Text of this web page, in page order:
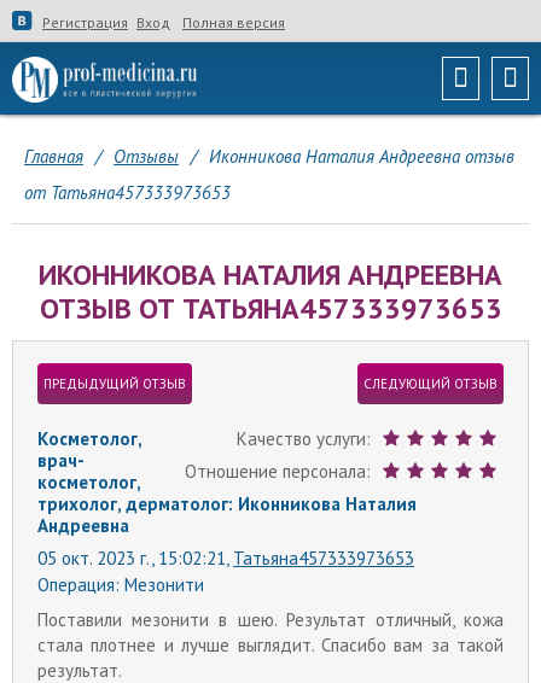
Регистрация Вход Полная версия
Главная / Отзывы / Иконникова Наталия Андреевна отзыв
от Татьяна457333973653
ИКОННИКОВА НАТАЛИЯ АНДРЕЕВНА
ОТЗЫВ ОТ ТАТЬЯНА457333973653
ПРЕДЫДУЩИЙ ОТЗЫВ СЛЕДУЮЩИЙ ОТЗЫВ
Качество услуги:
Отношение персонала:
Косметолог,
врач-
косметолог,
трихолог, дерматолог: Иконникова Наталия
Андреевна
05 окт. 2023 г., 15:02:21, Татьяна457333973653
Операция: Мезонити
Поставили мезонити в шею. Результат отличный, кожа
стала плотнее и лучше выглядит. Спасибо вам за такой
результат.